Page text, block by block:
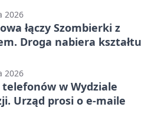
2026
łączy Szombierki z
Droga nabiera kształtu
2026
w Wydziale
Urząd prosi o e-maile